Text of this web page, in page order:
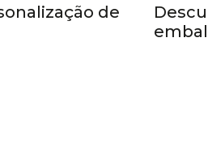
de